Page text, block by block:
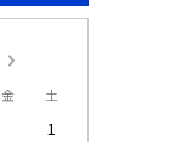
金 土
1